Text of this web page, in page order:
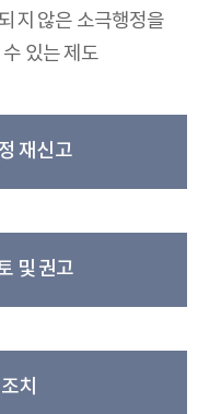
지 않은 소극행정을
있는 제도
재신고
및 권고
치